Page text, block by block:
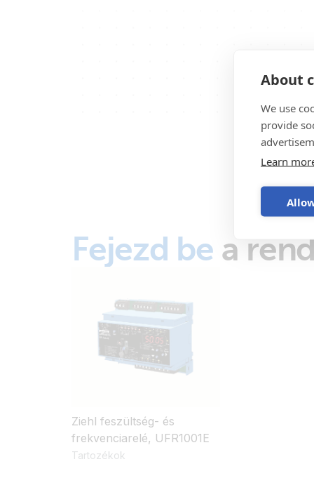
About
We use
provide
Learn
Fejezd be a
Ziehl feszültség- és
frekvenciarelé, UFR1001E
Tartozékok